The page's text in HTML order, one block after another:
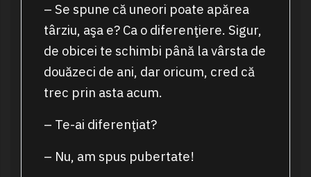
– Se spune că uneori poate apărea
târziu, aşa e? Ca o diferenţiere. Sigur,
de obicei te schimbi până la vârsta de
douăzeci de ani, dar oricum, cred că
trec prin asta acum.
– Te-ai diferenţiat?
– Nu, am spus pubertate!